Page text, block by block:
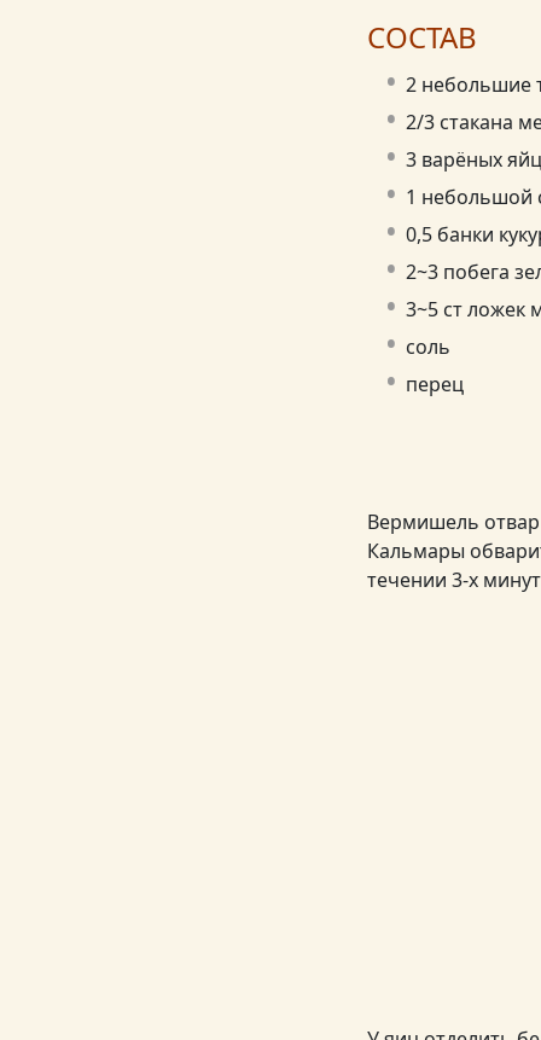
СОСТАВ
2 небольшие
2/3 стакана
3 варёных
1 небольшой
0,5 банки
2~3 побега
3~5 ст ложек
соль
перец
Вермишель
Кальмары
течении 3-х